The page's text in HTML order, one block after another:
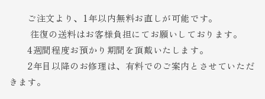
ご注文より、1年以内無料お直しが可能です。
往復の送料はお客様負担にてお願いしております。
4週間程度お預かり期間を頂戴いたします。
2年目以降のお修理は、有料でのご案内とさせていただ
きます。